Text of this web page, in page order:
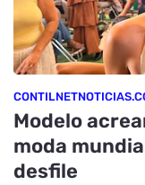
Modelo
moda
desfile